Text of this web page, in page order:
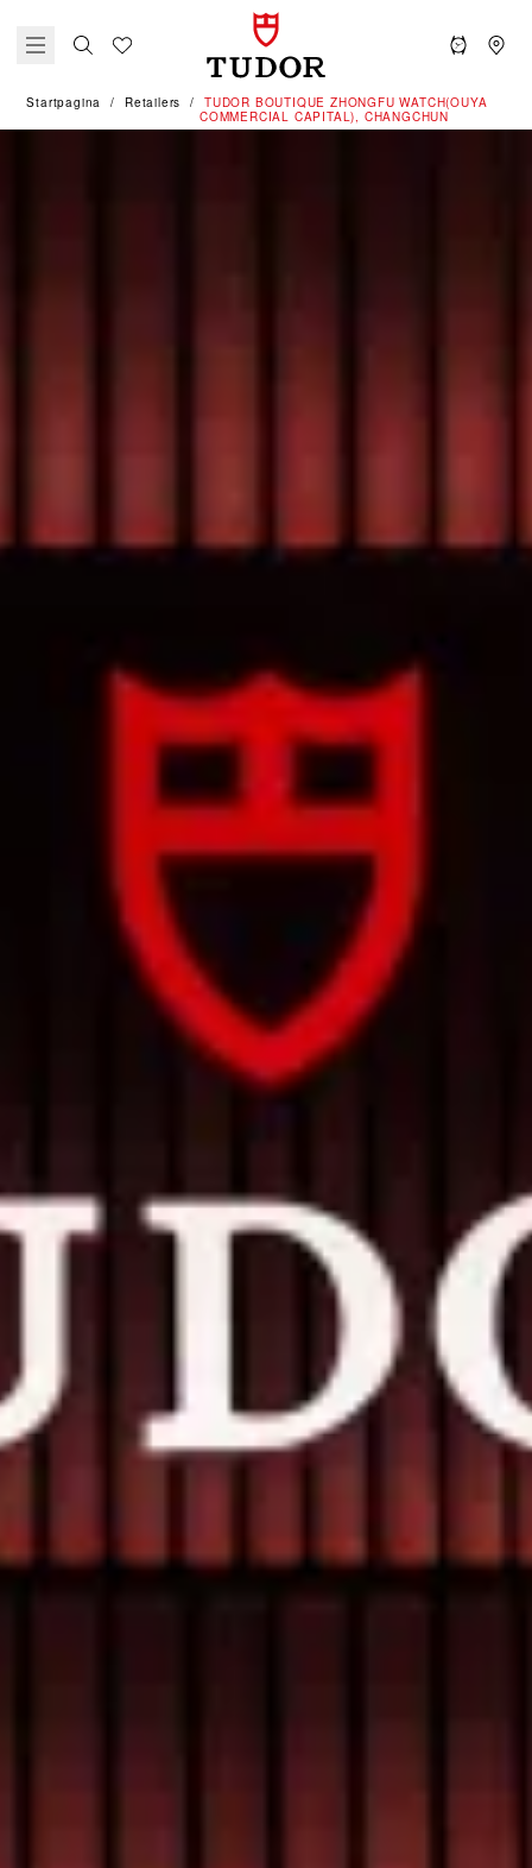
Startpagina Retailers
‭TUDOR BOUTIQUE ZHONGFU WATCH(OUYA
COMMERCIAL CAPITAL), CHANGCHUN‬